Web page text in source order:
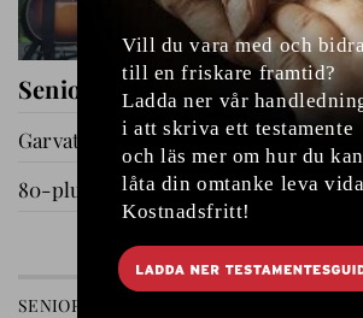
Seniorernas dag i Katrineholm
Garvat i Ryssby
80-plussare på utflykt
SENIOREN